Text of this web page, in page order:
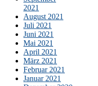
2021
August 2021
Juli 2021
Juni 2021
Mai 2021
April 2021
März 2021
Februar 2021
Januar 2021